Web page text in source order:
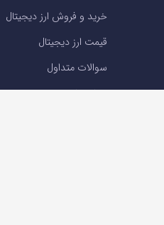
خرید و فروش ارز دیجیتال
قیمت ارز دیجیتال
سوالات متداول
درباره ما